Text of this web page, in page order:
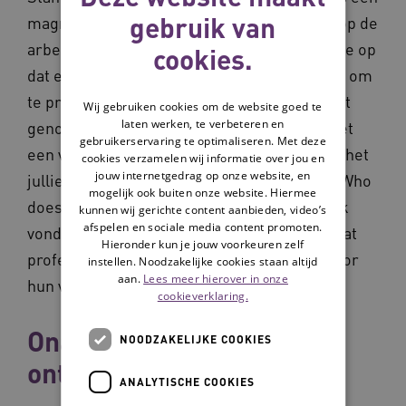
magneet, een enorme aantrekkingskracht op de
arbeidsmarkt. Tijdens dat bezoek viel het me op
dat er enorme druk lag op de medewerkers om
te presteren: iedereen kijkt mee, alles wordt
genoteerd. Ik raakte hierover in gesprek met
een verpleegkundige. Ik vroeg haar: “Wordt het
jullie nooit eens teveel?’ En die vrouw zei: “Who
doesn’t want to be the best professional?” Ik
vond dat ontroerend. Als bestuurder wil ik dat
professionals op deze manier gaan staan voor
hun vak. Dat gebeurt nu met de PAR.’
Onafhankelijk
ontwikkelproces
gebruik van
cookies.
Wij gebruiken cookies om de website goed te
laten werken, te verbeteren en
gebruikerservaring te optimaliseren. Met deze
cookies verzamelen wij informatie over jou en
jouw internetgedrag op onze website, en
mogelijk ook buiten onze website. Hiermee
kunnen wij gerichte content aanbieden, video’s
afspelen en sociale media content promoten.
Hieronder kun je jouw voorkeuren zelf
instellen. Noodzakelijke cookies staan altijd
aan. Lees meer hierover in onze
cookieverklaring.
NOODZAKELIJKE COOKIES
ANALYTISCHE COOKIES